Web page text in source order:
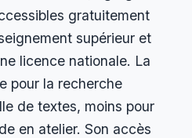
gratuitement
supérieur et
licence nationale. La
pour la recherche
de textes, moins pour
en atelier. Son accès